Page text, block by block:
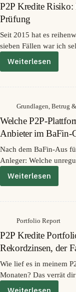
P2P Kredite Risiko:
Prüfung
Seit 2015 hat es
sieben Fällen war ich
Viventor, Lenndy,
Anbieter vorher selbst
dazu.
Weiterlesen
P2P
Kredite
Fälle
und
eigene
Prüfung
Grundlagen Betrug
Welche P2P-
Anbieter im BaFin-
Nach dem BaFin-Aus
Anleger: Welche
Und fangen die
und ohne getrennte
Muster, an dem sich
lassen muss.
Weiterlesen
Welche
P2P-
der
nächste
Ventus-
Fall?
Anbieter
im
BaFin-
Portfolio Report
P2P Kredite
Rekordzinsen, der
Wie lief es in meinem
Monaten? Das verrät
Quartalsreport Q2